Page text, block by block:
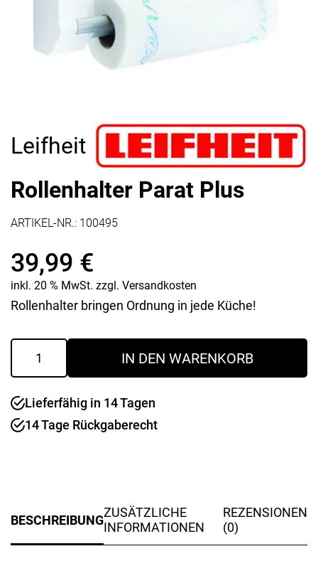
Leifheit
Rollenhalter Parat Plus
ARTIKEL-NR.: 100495
39,99 €
inkl. 20 % MwSt. zzgl. Versandkosten
Rollenhalter bringen Ordnung in jede Küche!
Rollenhalter
Parat
Plus
IN DEN WARENKORB
Lieferfähig in 14 Tagen
14 Tage Rückgaberecht
BESCHREIBUNGZUSÄTZLICHE
INFORMATIONEN
REZENSIONEN
(0)